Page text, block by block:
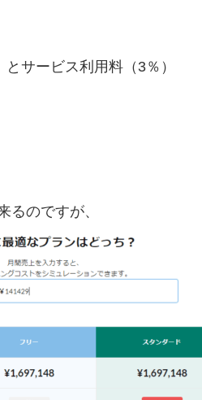
サービス利用料（3％）
るのですが、